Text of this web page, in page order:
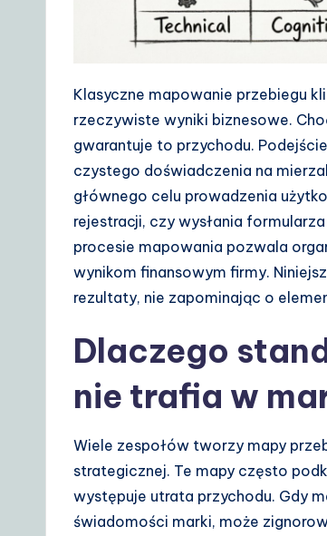
G
ui
&
Klasyczne mapowanie przebiegu
rzeczywiste wyniki biznesowe.
gwarantuje to przychodu.
czystego doświadczenia na
głównego celu prowadzenia
rejestracji, czy wysłania
procesie mapowania pozwala
wynikom finansowym firmy.
rezultaty, nie zapominając o
Dlaczego
nie trafia w
Wiele zespołów tworzy mapy
strategicznej. Te mapy często
występuje utrata przychodu. Gdy
świadomości marki, może